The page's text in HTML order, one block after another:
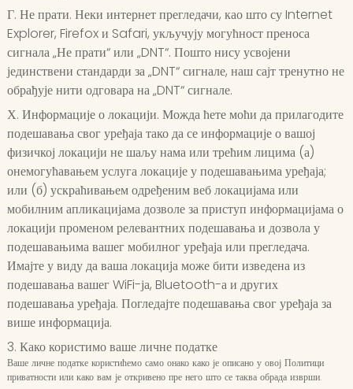
Г. Не прати. Неки интернет прегледачи, као што су Internet
Explorer, Firefox и Safari, укључују могућност преноса
сигнала „Не прати“ или „DNT“. Пошто нису усвојени
јединствени стандарди за „DNT“ сигнале, наш сајт тренутно не
обрађује нити одговара на „DNT“ сигнале.
Х. Информације о локацији. Можда ћете моћи да прилагодите
подешавања свог уређаја тако да се информације о вашој
физичкој локацији не шаљу нама или трећим лицима (а)
онемогућавањем услуга локације у подешавањима уређаја;
или (б) ускраћивањем одређеним веб локацијама или
мобилним апликацијама дозволе за приступ информацијама о
локацији променом релевантних подешавања и дозвола у
подешавањима вашег мобилног уређаја или прегледача.
Имајте у виду да ваша локација може бити изведена из
подешавања вашег WiFi-ја, Bluetooth-а и других
подешавања уређаја. Погледајте подешавања свог уређаја за
више информација.
3. Како користимо ваше личне податке
Ваше личне податке користићемо само онако како је описано у овој Политици
приватности или како вам је откривено пре него што се таква обрада изврши.